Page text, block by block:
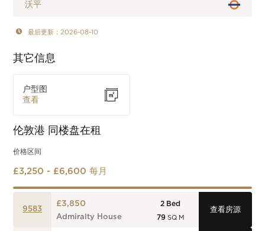
沃平
最后更新：2026-08-10
其它信息
户型图
查看
伦敦港 同楼盘在租
价格区间
£3,250 - £6,600 每月
9583
£3,850
Admiralty House
2 Bed
79 SQ M
查看房源